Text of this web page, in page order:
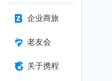
企业商旅
老友会
关于携程